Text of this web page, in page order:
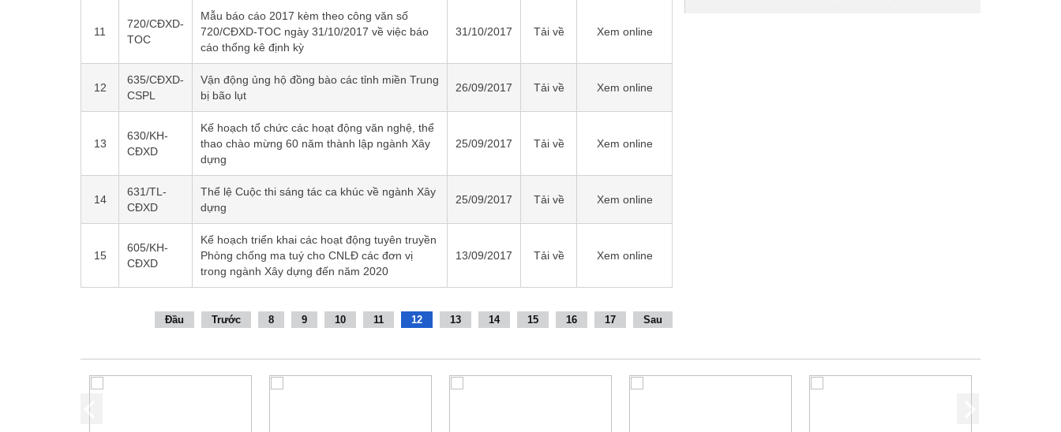
11
720/CĐXD-
TOC
Mẫu báo cáo 2017 kèm theo công văn số
720/CĐXD-TOC ngày 31/10/2017 về việc báo
cáo thống kê định kỳ
31/10/2017 Tải về Xem online
12
635/CĐXD-
CSPL
Vận động ủng hộ đồng bào các tỉnh miền Trung
bị bão lụt
26/09/2017 Tải về Xem online
13
630/KH-
CĐXD
Kế hoạch tổ chức các hoạt động văn nghệ, thể
thao chào mừng 60 năm thành lập ngành Xây
dựng
25/09/2017 Tải về Xem online
14
631/TL-
CĐXD
Thể lệ Cuộc thi sáng tác ca khúc về ngành Xây
dựng
25/09/2017 Tải về Xem online
15
605/KH-
CĐXD
Kế hoạch triển khai các hoạt động tuyên truyền
Phòng chống ma tuý cho CNLĐ các đơn vị
trong ngành Xây dựng đến năm 2020
13/09/2017 Tải về Xem online
Đầu Trước 8 9 10 11 12 13 14 15 16 17 Sau